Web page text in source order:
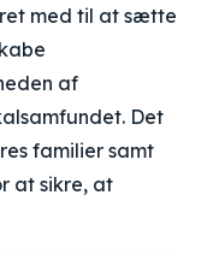
med til at sætte
af
Det
familier samt
at sikre, at